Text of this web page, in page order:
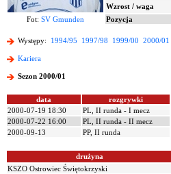
Wzrost / waga
Fot: SV Gmunden Pozycja
Występy: 1994/95 1997/98 1999/00 2000/01
Kariera
Sezon 2000/01
data rozgrywki
2000-07-19 18:30
PL, II runda - I mecz
2000-07-22 16:00
PL, II runda - II mecz
2000-09-13
PP, II runda
drużyna
KSZO Ostrowiec Świętokrzyski